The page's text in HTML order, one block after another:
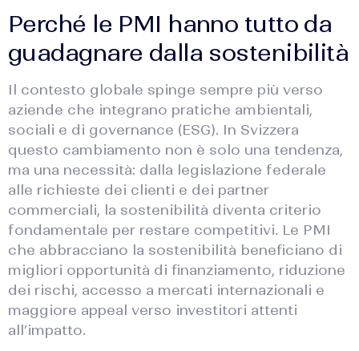
Perché le PMI hanno tutto da
guadagnare dalla sostenibilità
Il contesto globale spinge sempre più verso
aziende che integrano pratiche ambientali,
sociali e di governance (ESG). In Svizzera
questo cambiamento non è solo una tendenza,
ma una necessità: dalla legislazione federale
alle richieste dei clienti e dei partner
commerciali, la sostenibilità diventa criterio
fondamentale per restare competitivi. Le PMI
che abbracciano la sostenibilità beneficiano di
migliori opportunità di finanziamento, riduzione
dei rischi, accesso a mercati internazionali e
maggiore appeal verso investitori attenti
all’impatto.
VismarChat AI Agent
Salve! Sono VismarChat, l'agente AI di Vismarcorp.
In cosa possiamo esserti utile?